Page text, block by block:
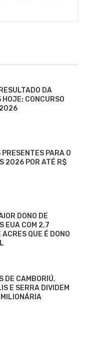
DA
CONCURSO
PRESENTES PARA O
2026 POR ATÉ R$
DONO DE
EUA COM 2,7
ACRES QUE É DONO
DE CAMBORIÚ,
E SERRA DIVIDEM